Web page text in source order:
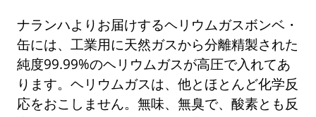
ナランハよりお届けするヘリウムガスボンベ・
缶には、工業用に天然ガスから分離精製された
純度99.99%のヘリウムガスが高圧で入れてあ
ります。ヘリウムガスは、他とほとんど化学反
応をおこしません。無味、無臭で、酸素とも反